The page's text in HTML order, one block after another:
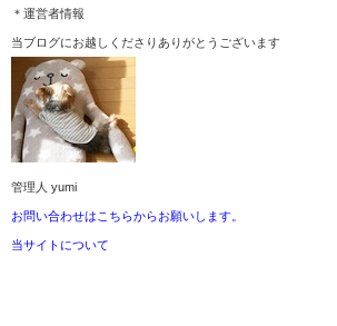
＊運営者情報
当ブログにお越しくださりありがとうございます
管理人 yumi
お問い合わせはこちらからお願いします。
当サイトについて